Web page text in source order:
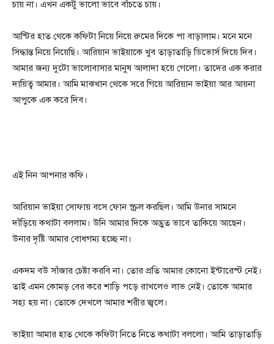
চায় না। এখন একটু ভালো ভাবে বাঁচতে চায়।
আন্টির হাত থেকে কফিটা নিয়ে নিয়ে রুমের দিকে পা বাড়ালাম। মনে মনে
সিদ্ধান্ত নিয়ে নিয়েছি। আরিয়ান ভাইয়াকে খুব তাড়াতাড়ি ডিভোর্স দিয়ে দিব।
আমার জন্য দুটো ভালোবাসার মানুষ আলাদা হয়ে গেলো। তাদের এক করার
দায়িত্ব আমার। আমি মাঝখান থেকে সরে গিয়ে আরিয়ান ভাইয়া আর আয়না
আপুকে এক করে দিব।
এই নিন আপনার কফি।
আরিয়ান ভাইয়া সোফায় বসে ফোন স্ক্রল করছিল। আমি উনার সামনে
দাঁড়িয়ে কথাটা বললাম। উনি আমার দিকে অদ্ভুত ভাবে তাকিয়ে আছেন।
উনার দৃষ্টি আমার বোধগম্য হচ্ছে না।
একদম বউ সাঁজার চেষ্টা করবি না। তোর প্রতি আমার কোনো ইন্টারেস্ট নেই।
তাই এমন কোমড় বের করে শাড়ি পড়ে রাখলেও লাভ নেই। তোকে আমার
সহ্য হয় না। তোকে দেখলে আমার শরীর জ্বলে।
ভাইয়া আমার হাত থেকে কফিটা নিতে নিতে কথাটা বললো। আমি তাড়াতাড়ি